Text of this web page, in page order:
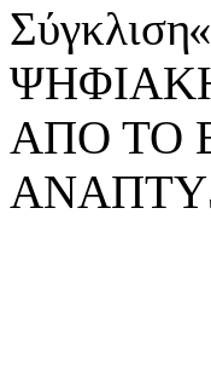
ΑΠΟ ΤΟ